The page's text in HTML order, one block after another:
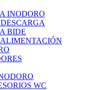
INODORO
BIDE
WC